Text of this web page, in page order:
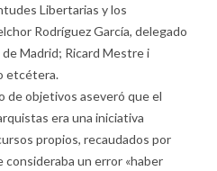
Libertarias y los
Rodríguez García, delegado
Madrid; Ricard Mestre i
etcétera.
de objetivos aseveró que el
era una iniciativa
propios, recaudados por
consideraba un error «haber